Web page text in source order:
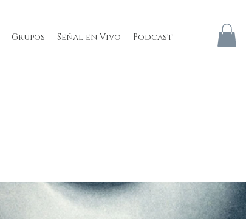
Grupos Señal en Vivo Podcast